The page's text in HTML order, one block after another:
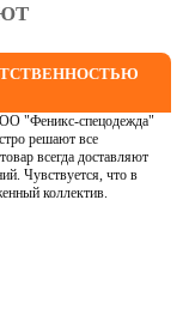
"Феникс-спецодежда"
решают все
всегда доставляют
Чувствуется, что в
коллектив.